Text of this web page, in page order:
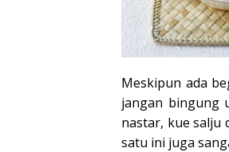
Meskipun ada
jangan bingung
nastar, kue salju
satu ini juga